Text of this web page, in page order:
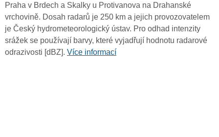
Praha v Brdech a Skalky u Protivanova na Drahanské
vrchovině. Dosah radarů je 250 km a jejich provozovatelem
je Český hydrometeorologický ústav. Pro odhad intenzity
srážek se používají barvy, které vyjadřují hodnotu radarové
odrazivosti [dBZ]. Více informací